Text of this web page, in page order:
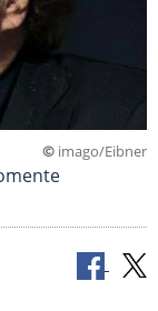
© imago/Eibner